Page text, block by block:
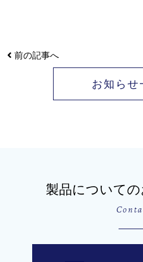
前の記事へ
お知らせ
製品について